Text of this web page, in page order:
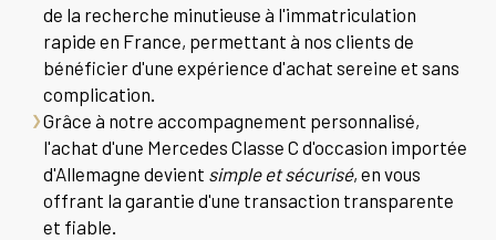
de la recherche minutieuse à l'immatriculation
rapide en France, permettant à nos clients de
bénéficier d'une expérience d'achat sereine et sans
complication.
Grâce à notre accompagnement personnalisé,
l'achat d'une Mercedes Classe C d'occasion importée
d'Allemagne devient simple et sécurisé, en vous
offrant la garantie d'une transaction transparente
et fiable.